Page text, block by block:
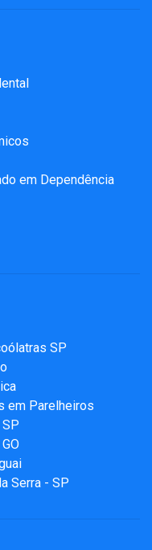
em Dependência
SP
em Parelheiros
Serra - SP